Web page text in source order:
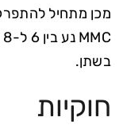
בשתן.
חוקיות